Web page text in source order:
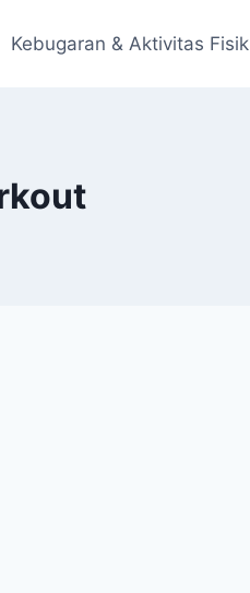
Kebugaran & Aktivitas Fisik